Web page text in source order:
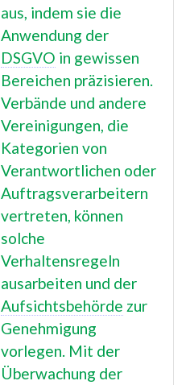
aus, indem sie die
Anwendung der
DSGVO in gewissen
Bereichen präzisieren.
Verbände und andere
Vereinigungen, die
Kategorien von
Verantwortlichen oder
Auftragsverarbeitern
vertreten, können
solche
Verhaltensregeln
ausarbeiten und der
Aufsichtsbehörde zur
Genehmigung
vorlegen. Mit der
Überwachung der